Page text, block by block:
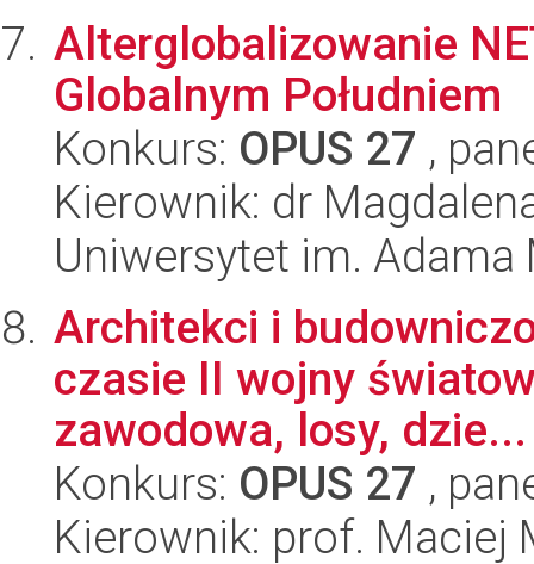
Alterglobalizowanie
Globalnym Południem
Konkurs: OPUS 27 ,
Kierownik: dr
Uniwersytet im.
Architekci i
czasie II wojny
zawodowa, losy, dzie...
Konkurs: OPUS 27 ,
Kierownik: prof. Maciej